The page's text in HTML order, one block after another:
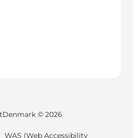
© 2026
WAS (Web Accessibility